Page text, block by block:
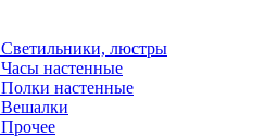
Светильники, люстры
Часы настенные
Полки настенные
Вешалки
Прочее